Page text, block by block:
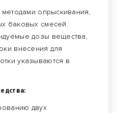
методами опрыскивания,
баковых смесей.
дозы вещества,
внесения для
указываются в
двух